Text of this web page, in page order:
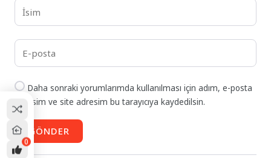
Daha sonraki yorumlarımda kullanılması için adım, e-posta
adresim ve site adresim bu tarayıcıya kaydedilsin.
GÖNDER
0